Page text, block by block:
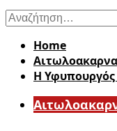
Αναζήτηση
για:
Home
H